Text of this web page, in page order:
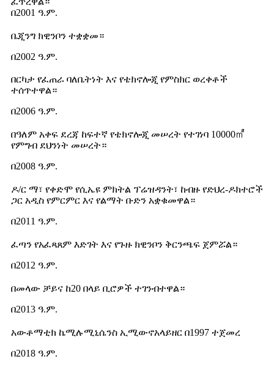
በ2001 ዓ.ም.
ቤጂንግ ክዊንቦን ተቋቋመ።
በ2002 ዓ.ም.
በርካታ የፈጠራ ባለቤትነት እና የቴክኖሎጂ የምስክር ወረቀቶች
ተሰጥተዋል።
በ2006 ዓ.ም.
በዓለም አቀፍ ደረጃ ከፍተኛ የቴክኖሎጂ መሠረት የተገነባ 10000㎡
የምግብ ደህንነት መሠረት።
በ2008 ዓ.ም.
ዶ/ር ማ፣ የቀድሞ የሲኤዩ ምክትል ፕሬዝዳንት፣ ከብዙ የድህረ-ዶክተሮች
ጋር አዲስ የምርምር እና የልማት ቡድን አቋቁመዋል።
በ2011 ዓ.ም.
ፈጣን የአፈጻጸም እድገት እና የጉዙ ክዊንቦን ቅርንጫፍ ጀምሯል።
በ2012 ዓ.ም.
በመላው ቻይና ከ20 በላይ ቢሮዎች ተገንብተዋል።
በ2013 ዓ.ም.
አውቶማቲክ ኬሚሉሚኒሴንስ ኢሚውኖአላይዘር በ1997 ተጀመረ
በ2018 ዓ.ም.